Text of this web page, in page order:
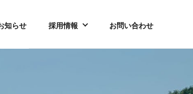
知らせ 採用情報 お問い合わせ